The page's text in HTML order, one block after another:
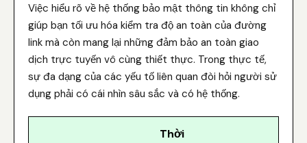
Việc hiểu rõ về hệ thống bảo mật thông tin không chỉ
giúp bạn tối ưu hóa kiểm tra độ an toàn của đường
link mà còn mang lại những đảm bảo an toàn giao
dịch trực tuyến vô cùng thiết thực. Trong thực tế,
sự đa dạng của các yếu tố liên quan đòi hỏi người sử
dụng phải có cái nhìn sâu sắc và có hệ thống.
Thời